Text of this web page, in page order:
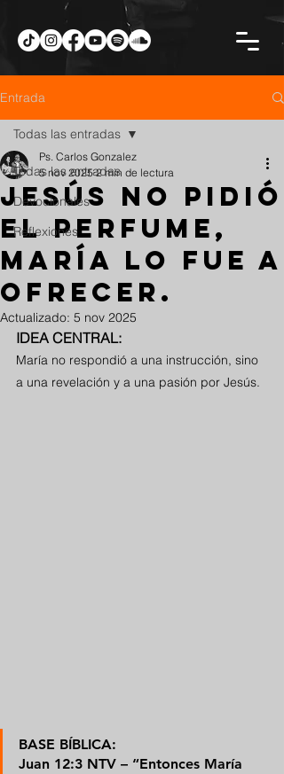
Entrada
Todas las entradas
Devocionales
Reflexiones
Todas las entradas
JESÚS NO PIDIÓ
EL PERFUME,
MARÍA LO FUE A
OFRECER.
Ps. Carlos Gonzalez
5 nov 2025 2 min de lectura
Actualizado: 5 nov 2025
IDEA CENTRAL:
María no respondió a una instrucción, sino
a una revelación y a una pasión por Jesús.
BASE BÍBLICA:
Juan 12:3 NTV – “Entonces María